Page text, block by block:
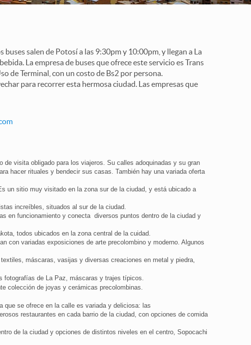
salen de Potosí a las 9:30pm y 10:00pm, y llegan a La
La empresa de buses que ofrece este servicio es Trans
de Terminal, con un costo de Bs2 por persona.
para recorrer esta hermosa ciudad. Las empresas que
visita obligado para los viajeros. Su calles adoquinadas y su gran
hacer rituales y bendecir sus casas. También hay una variada oferta
un sitio muy visitado en la zona sur de la ciudad, y está ubicado a
increíbles, situados al sur de la ciudad.
en funcionamiento y conecta diversos puntos dentro de la ciudad y
todos ubicados en la zona central de la cuidad.
con variadas exposiciones de arte precolombino y moderno. Algunos
máscaras, vasijas y diversas creaciones en metal y piedra,
fotografías de La Paz, máscaras y trajes típicos.
colección de joyas y cerámicas precolombinas.
que se ofrece en la calle es variada y deliciosa: las
restaurantes en cada barrio de la ciudad, con opciones de comida
de la ciudad y opciones de distintos niveles en el centro, Sopocachi